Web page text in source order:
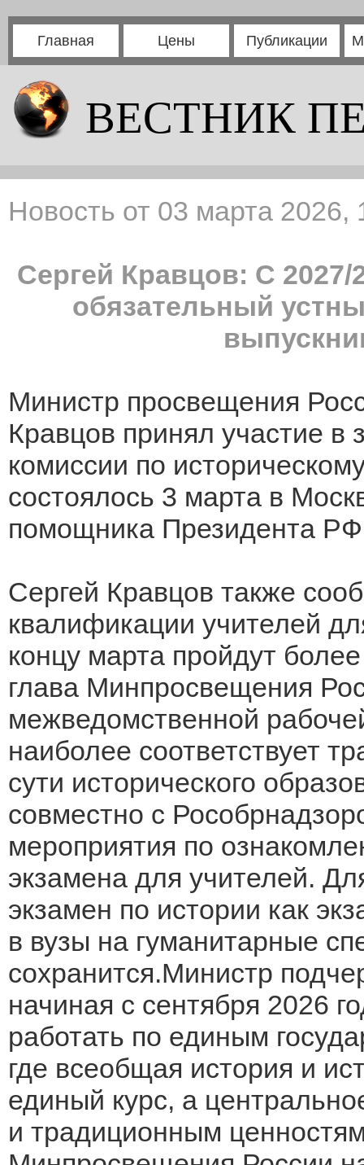
Главная Цены Публикации
ВЕСТНИК
Новость от 03 марта 2026,
Сергей Кравцов: С 2027/
обязательный
Министр просвещения
Кравцов принял участие
комиссии по
состоялось 3 марта в
помощника Президента
Сергей Кравцов также
квалификации учителей
концу марта пройдут
глава Минпросвещения
межведомственной
наиболее соответствует
сути исторического
совместно с
мероприятия по
экзамена для учителей.
экзамен по истории как
в вузы на гуманитарные
сохранится.Министр
начиная с сентября 2026
работать по единым
где всеобщая история и
единый курс, а
и традиционным